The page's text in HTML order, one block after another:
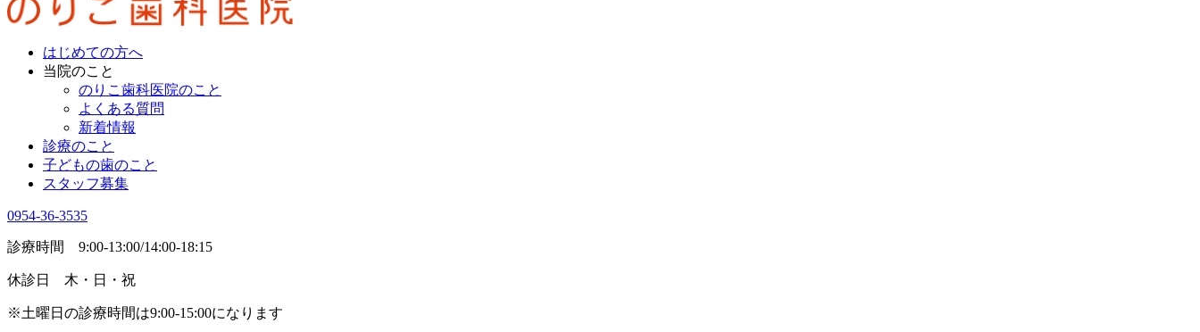
はじめての方へ
当院のこと
のりこ歯科医院のこと
よくある質問
新着情報
診療のこと
子どもの歯のこと
スタッフ募集
0954-36-3535
診療時間 9:00-13:00/14:00-18:15
休診日 木・日・祝
※土曜日の診療時間は9:00-15:00になります